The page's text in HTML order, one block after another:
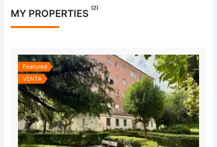
MY PROPERTIES (2)
Featured
VENTA